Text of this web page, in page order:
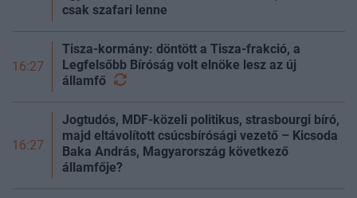
csak szafari lenne
16:27
Tisza-kormány: döntött a Tisza-frakció, a
Legfelsőbb Bíróság volt elnöke lesz az új
államfő
16:27
Jogtudós, MDF-közeli politikus, strasbourgi bíró,
majd eltávolított csúcsbírósági vezető – Kicsoda
Baka András, Magyarország következő
államfője?